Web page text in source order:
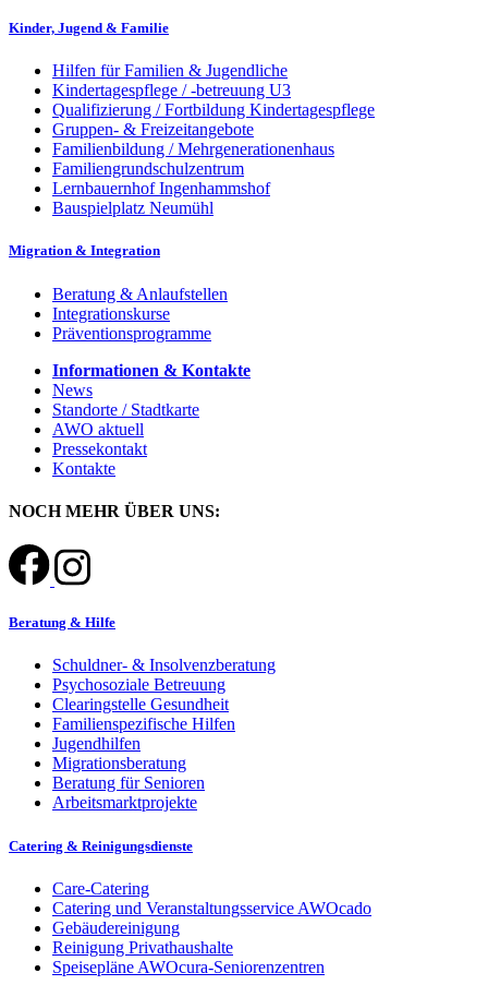
Kinder, Jugend & Familie
Hilfen für Familien & Jugendliche
Kindertagespflege / -betreuung U3
Qualifizierung / Fortbildung Kindertagespflege
Gruppen- & Freizeitangebote
Familienbildung / Mehrgenerationenhaus
Familiengrundschulzentrum
Lernbauernhof Ingenhammshof
Bauspielplatz Neumühl
Migration & Integration
Beratung & Anlaufstellen
Integrationskurse
Präventionsprogramme
Informationen & Kontakte
News
Standorte / Stadtkarte
AWO aktuell
Pressekontakt
Kontakte
NOCH MEHR ÜBER UNS:
Beratung & Hilfe
Schuldner- & Insolvenzberatung
Psychosoziale Betreuung
Clearingstelle Gesundheit
Familienspezifische Hilfen
Jugendhilfen
Migrationsberatung
Beratung für Senioren
Arbeitsmarktprojekte
Catering & Reinigungsdienste
Care-Catering
Catering und Veranstaltungsservice AWOcado
Gebäudereinigung
Reinigung Privathaushalte
Speisepläne AWOcura-Seniorenzentren